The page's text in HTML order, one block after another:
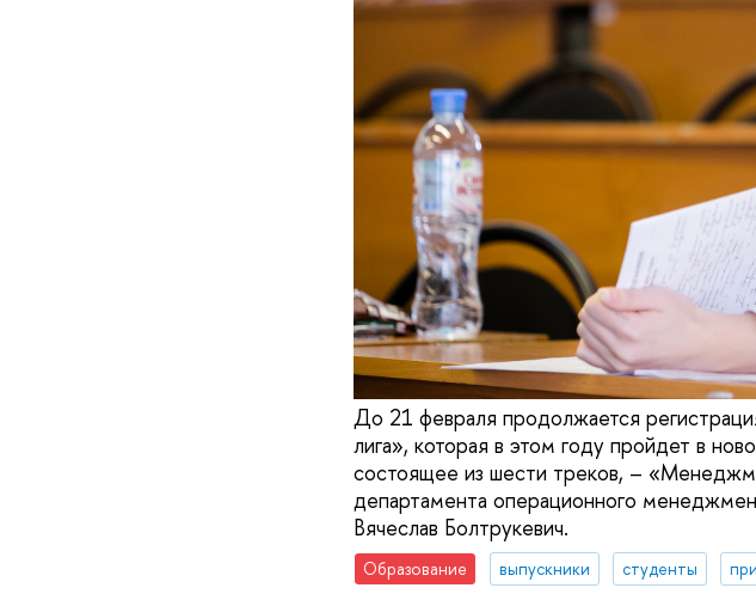
До 21 февраля продолжается
лига», которая в этом году пройдет в
состоящее из шести треков, –
департамента операционного
Вячеслав Болтрукевич.
Образование выпускники студенты